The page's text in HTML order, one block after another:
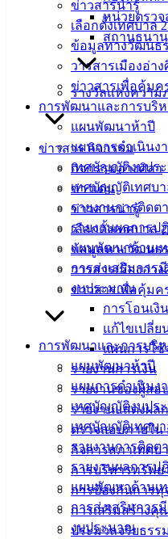
ข่าวสารน่ารู้
เลือกตั้งเทศบาล
ข้อมูลทางวัฒนธ
วารสารเมืองอ่าง
ข่าวสารเพื่อคุ้มค
การพัฒนาและการบริห
แผนพัฒนาห้าปี
แผนการดำเนินง
เทศบัญญัติงบปร
เทศบัญญัติเทศบา
รายงานการติดต
รายงานผลการป
แผนพัฒนาด้านเ
การส่งเสริมการ
งบประมาณ
การโอนเ
แก้ไขเปลี่
แผนการใช้
รายงานการเงิน
รายงานของผู้สอ
รายงานแสดงผล
ตรวจสอบภายใน
กิจการสภาเทศบ
การบริหารทรัพ
การป้องกันการทุ
การเสริมสร้างคุ
ประมวลจริยธรร
หน่วยตรว
สถานธนา
รางวัลแห่งความ
ข่าวสาร กิจกรรม
กิจกรรมอ่างศิลา
ข่าวเด่น
ข่าวสารน่ารู้
เลือกตั้งเทศบาล
ข้อมูลทางวัฒนธ
วารสารเมืองอ่า
ข่าวสารเพื่อคุ้มค
การพัฒนาและการบริ
แผนพัฒนาห้าปี
แผนการดำเนินง
เทศบัญญัติงบปร
เทศบัญญัติเทศบา
รายงานการติดต
รายงานผลการป
แผนพัฒนาด้านเ
การส่งเสริมการ
งบประมาณ
เทศบาล